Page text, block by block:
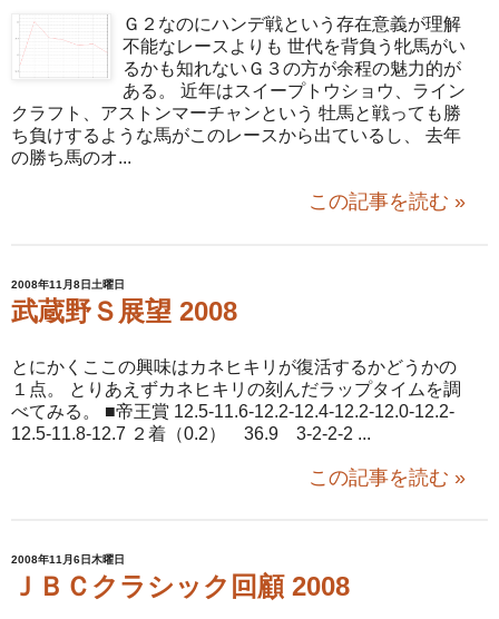
Ｇ２なのにハンデ戦という存在意義が理解
不能なレースよりも 世代を背負う牝馬がい
るかも知れないＧ３の方が余程の魅力的が
ある。 近年はスイープトウショウ、ライン
クラフト、アストンマーチャンという 牡馬と戦っても勝
ち負けするような馬がこのレースから出ているし、 去年
の勝ち馬のオ...
この記事を読む »
2008年11月8日土曜日
武蔵野Ｓ展望 2008
とにかくここの興味はカネヒキリが復活するかどうかの
１点。 とりあえずカネヒキリの刻んだラップタイムを調
べてみる。 ■帝王賞 12.5-11.6-12.2-12.4-12.2-12.0-12.2-
12.5-11.8-12.7 ２着（0.2） 36.9 3-2-2-2 ...
この記事を読む »
2008年11月6日木曜日
ＪＢＣクラシック回顧 2008